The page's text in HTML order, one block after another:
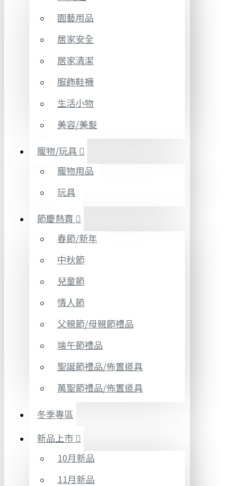
園藝用品
居家安全
居家清潔
服飾鞋襪
生活小物
美容/美髮
寵物/玩具
寵物用品
玩具
節慶熱賣
春節/新年
中秋節
兒童節
情人節
父親節/母親節禮品
端午節禮品
聖誕節禮品/佈置道具
萬聖節禮品/佈置道具
冬季專區
新品上市
10月新品
11月新品